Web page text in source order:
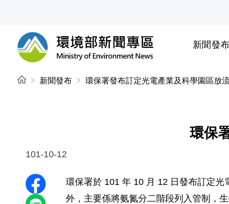
環境部新聞專區
新聞發布
新聞發布 環保署發布訂定光電產業及科學園區放
環保
101-10-12
分享至 Facebook
環保署於 101 年 10 月 12 日發布訂定
外，主要係將氨氮分二階段列入管制，